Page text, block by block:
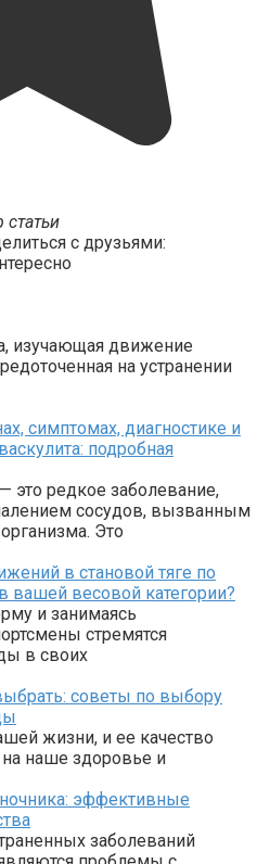
статьи
с друзьями:
изучающая движение
на устранении
симптомах, диагностике и
подробная
это редкое заболевание,
сосудов, вызванным
Это
в становой тяге по
вашей весовой категории?
и занимаясь
стремятся
в своих
советы по выбору
жизни, и ее качество
наше здоровье и
эффективные
заболеваний